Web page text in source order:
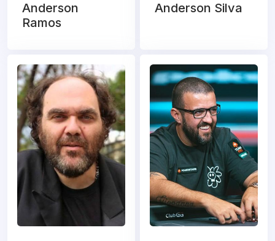
Anderson
Ramos
Anderson Silva